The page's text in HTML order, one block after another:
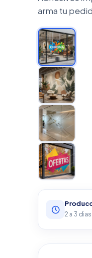
arma tu
2 a 3